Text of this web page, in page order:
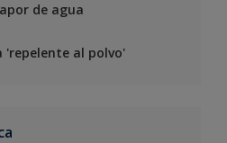
de agua
'repelente al polvo'